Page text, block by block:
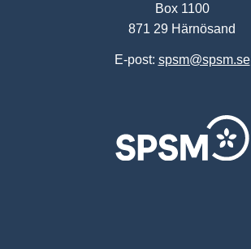
Box 1100
871 29 Härnösand
E-post: spsm@spsm.se